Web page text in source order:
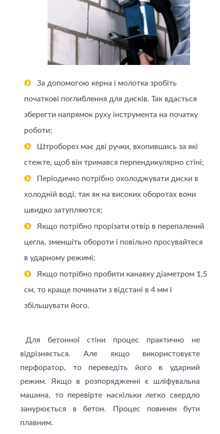
За допомогою керна і молотка зробіть
початкові поглиблення для дисків. Так вдасться
зберегти напрямок руху інструмента на початку
роботи;
Штроборез має дві ручки, вхопившись за які
стежте, щоб він тримався перпендикулярно стіні;
Періодично потрібно охолоджувати диски в
холодній воді, так як на високих оборотах вони
швидко затупляются;
Якщо потрібно прорізати отвір в перепалений
цегла, зменшіть обороти і повільно просувайтеся
в ударному режимі;
Якщо потрібно пробити канавку діаметром 1,5
см, то краще починати з відстані в 4 мм і
збільшувати його.
Для бетонної стіни процес практично не
відрізняється. Але якщо використовуєте
перфоратор, то переведіть його в ударний
режим. Якщо в розпорядженні є шліфувальна
машина, то перевірте наскільки легко свердло
занурюється в бетон. Процес повинен бути
плавним.